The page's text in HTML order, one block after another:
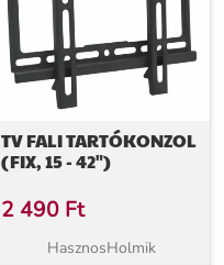
TV FALI TARTÓKONZOL
(FIX, 15 - 42")
2 490 Ft
HasznosHolmik